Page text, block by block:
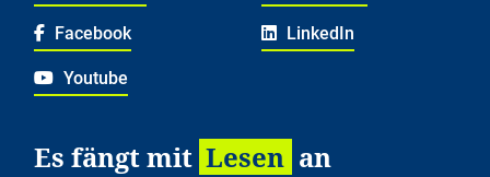
Facebook LinkedIn
Youtube
Es fängt mit Lesen an